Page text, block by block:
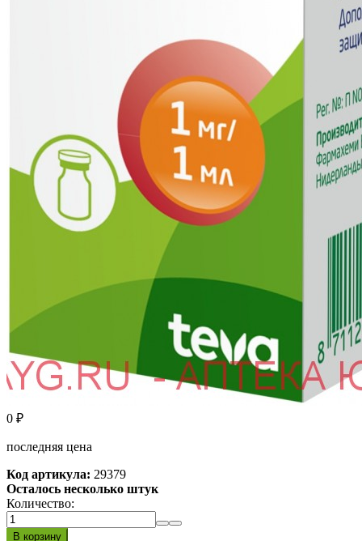
0 ₽
последняя цена
Код артикула: 29379
Осталось несколько штук
Количество: